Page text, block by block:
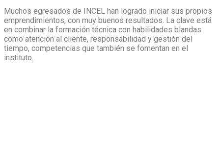
Muchos egresados de INCEL han logrado iniciar sus propios
emprendimientos, con muy buenos resultados. La clave está
en combinar la formación técnica con habilidades blandas
como atención al cliente, responsabilidad y gestión del
tiempo, competencias que también se fomentan en el
instituto.